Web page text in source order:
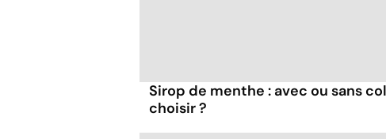
Sirop de menthe : avec ou sans
choisir ?